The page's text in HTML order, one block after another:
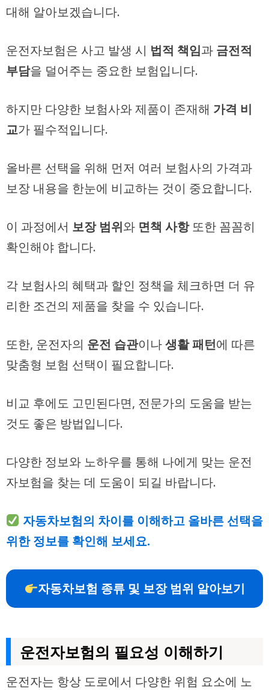
대해 알아보겠습니다.
운전자보험은 사고 발생 시 법적 책임과 금전적
부담을 덜어주는 중요한 보험입니다.
하지만 다양한 보험사와 제품이 존재해 가격 비
교가 필수적입니다.
올바른 선택을 위해 먼저 여러 보험사의 가격과
보장 내용을 한눈에 비교하는 것이 중요합니다.
이 과정에서 보장 범위와 면책 사항또한 꼼꼼히
확인해야 합니다.
각 보험사의 혜택과 할인 정책을 체크하면 더 유
리한 조건의 제품을 찾을 수 있습니다.
또한, 운전자의 운전 습관이나생활 패턴에 따른
맞춤형 보험 선택이 필요합니다.
비교 후에도 고민된다면, 전문가의 도움을 받는
것도 좋은 방법입니다.
다양한 정보와 노하우를 통해 나에게 맞는 운전
자보험을 찾는 데 도움이 되길 바랍니다.
자동차보험의 차이를 이해하고 올바른 선택을
위한 정보를 확인해 보세요.
자동차보험 종류 및 보장 범위 알아보기
운전자보험의 필요성 이해하기
운전자는 항상 도로에서 다양한 위험 요소에 노